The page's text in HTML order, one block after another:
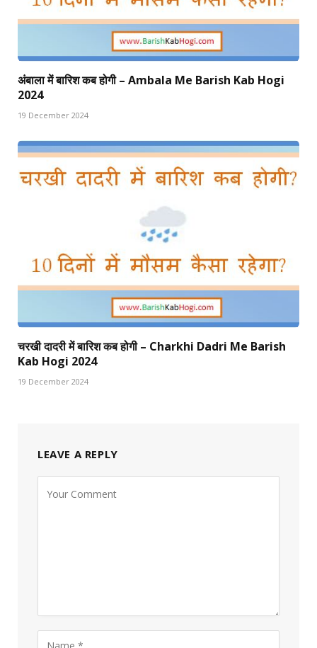
अंबाला में बारिश कब होगी – Ambala Me Barish Kab Hogi
2024
19 December 2024
चरखी दादरी में बारिश कब होगी – Charkhi Dadri Me Barish
Kab Hogi 2024
19 December 2024
LEAVE A REPLY